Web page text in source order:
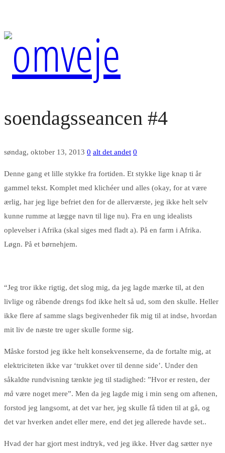
soendagsseancen #4
søndag, oktober 13, 2013 0 alt det andet 0
Denne gang et lille stykke fra fortiden. Et stykke lige knap ti år
gammel tekst. Komplet med klichéer und alles (okay, for at være
ærlig, har jeg lige befriet den for de allerværste, jeg ikke helt selv
kunne rumme at lægge navn til lige nu). Fra en ung idealists
oplevelser i Afrika (skal siges med fladt a). På en farm i Afrika.
Løgn. På et børnehjem.
“Jeg tror ikke rigtig, det slog mig, da jeg lagde mærke til, at den
livlige og råbende drengs fod ikke helt så ud, som den skulle. Heller
ikke flere af samme slags begivenheder fik mig til at indse, hvordan
mit liv de næste tre uger skulle forme sig.
Måske forstod jeg ikke helt konsekvenserne, da de fortalte mig, at
elektriciteten ikke var ‘trukket over til denne side’. Under den
såkaldte rundvisning tænkte jeg til stadighed: ”Hvor er resten, der
må være noget mere”. Men da jeg lagde mig i min seng om aftenen,
forstod jeg langsomt, at det var her, jeg skulle få tiden til at gå, og
det var hverken andet eller mere, end det jeg allerede havde set..
Hvad der har gjort mest indtryk, ved jeg ikke. Hver dag sætter nye